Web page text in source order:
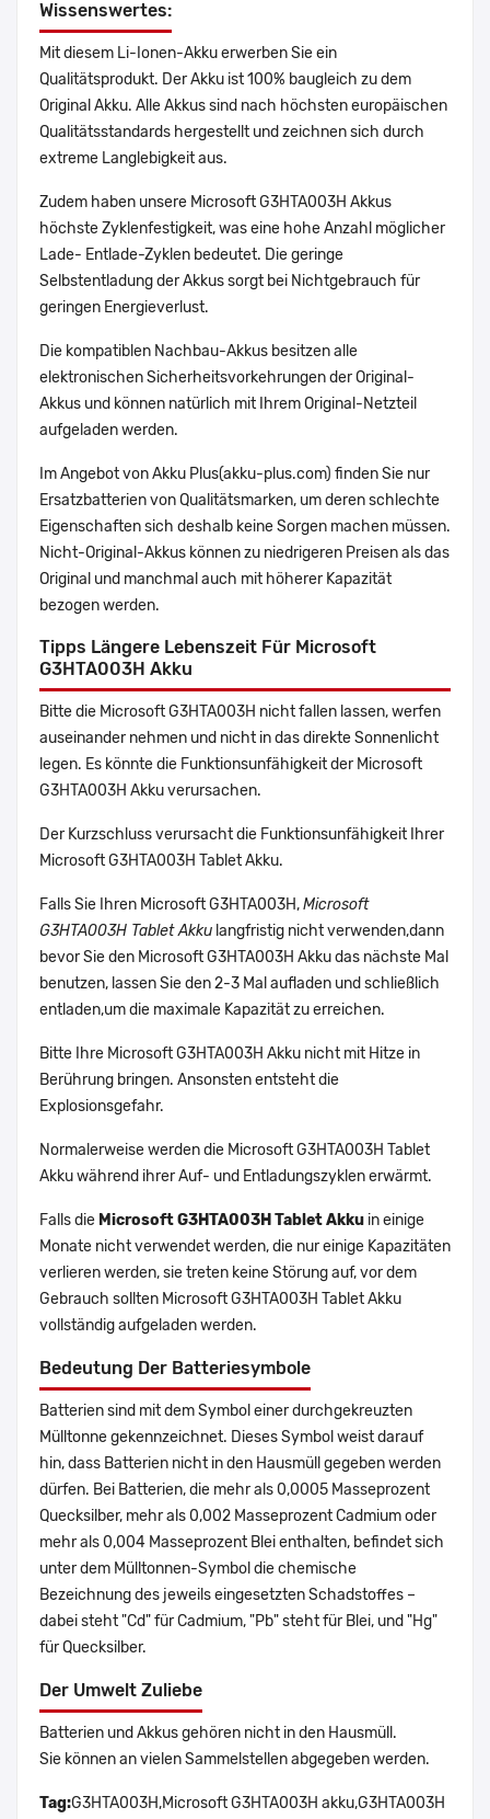
Wissenswertes:
Mit diesem Li-Ionen-Akku erwerben Sie ein
Qualitätsprodukt. Der Akku ist 100% baugleich zu dem
Original Akku. Alle Akkus sind nach höchsten europäischen
Qualitätsstandards hergestellt und zeichnen sich durch
extreme Langlebigkeit aus.
Zudem haben unsere Microsoft G3HTA003H Akkus
höchste Zyklenfestigkeit, was eine hohe Anzahl möglicher
Lade- Entlade-Zyklen bedeutet. Die geringe
Selbstentladung der Akkus sorgt bei Nichtgebrauch für
geringen Energieverlust.
Die kompatiblen Nachbau-Akkus besitzen alle
elektronischen Sicherheitsvorkehrungen der Original-
Akkus und können natürlich mit Ihrem Original-Netzteil
aufgeladen werden.
Im Angebot von Akku Plus(akku-plus.com) finden Sie nur
Ersatzbatterien von Qualitätsmarken, um deren schlechte
Eigenschaften sich deshalb keine Sorgen machen müssen.
Nicht-Original-Akkus können zu niedrigeren Preisen als das
Original und manchmal auch mit höherer Kapazität
bezogen werden.
Tipps Längere Lebenszeit Für Microsoft
G3HTA003H Akku
Bitte die Microsoft G3HTA003H nicht fallen lassen, werfen
auseinander nehmen und nicht in das direkte Sonnenlicht
legen. Es könnte die Funktionsunfähigkeit der Microsoft
G3HTA003H Akku verursachen.
Der Kurzschluss verursacht die Funktionsunfähigkeit Ihrer
Microsoft G3HTA003H Tablet Akku.
Falls Sie Ihren Microsoft G3HTA003H,Microsoft
G3HTA003H Tablet Akku langfristig nicht verwenden,dann
bevor Sie den Microsoft G3HTA003H Akku das nächste Mal
benutzen, lassen Sie den 2-3 Mal aufladen und schließlich
entladen,um die maximale Kapazität zu erreichen.
Bitte Ihre Microsoft G3HTA003H Akku nicht mit Hitze in
Berührung bringen. Ansonsten entsteht die
Explosionsgefahr.
Normalerweise werden die Microsoft G3HTA003H Tablet
Akku während ihrer Auf- und Entladungszyklen erwärmt.
Falls die Microsoft G3HTA003H Tablet Akku in einige
Monate nicht verwendet werden, die nur einige Kapazitäten
verlieren werden, sie treten keine Störung auf, vor dem
Gebrauch sollten Microsoft G3HTA003H Tablet Akku
vollständig aufgeladen werden.
Bedeutung Der Batteriesymbole
Batterien sind mit dem Symbol einer durchgekreuzten
Mülltonne gekennzeichnet. Dieses Symbol weist darauf
hin, dass Batterien nicht in den Hausmüll gegeben werden
dürfen. Bei Batterien, die mehr als 0,0005 Masseprozent
Quecksilber, mehr als 0,002 Masseprozent Cadmium oder
mehr als 0,004 Masseprozent Blei enthalten, befindet sich
unter dem Mülltonnen-Symbol die chemische
Bezeichnung des jeweils eingesetzten Schadstoffes –
dabei steht "Cd" für Cadmium, "Pb" steht für Blei, und "Hg"
für Quecksilber.
Der Umwelt Zuliebe
Batterien und Akkus gehören nicht in den Hausmüll.
Sie können an vielen Sammelstellen abgegeben werden.
Tag:G3HTA003H,Microsoft G3HTA003H akku,G3HTA003H